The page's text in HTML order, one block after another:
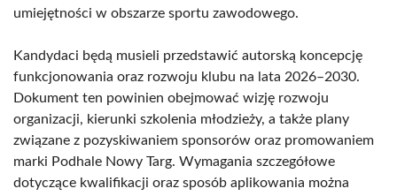
umiejętności w obszarze sportu zawodowego.
Kandydaci będą musieli przedstawić autorską koncepcję
funkcjonowania oraz rozwoju klubu na lata 2026–2030.
Dokument ten powinien obejmować wizję rozwoju
organizacji, kierunki szkolenia młodzieży, a także plany
związane z pozyskiwaniem sponsorów oraz promowaniem
marki Podhale Nowy Targ. Wymagania szczegółowe
dotyczące kwalifikacji oraz sposób aplikowania można